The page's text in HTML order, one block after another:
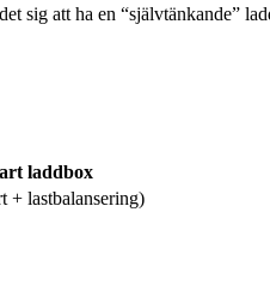
sig att ha en “självtänkande”
laddbox
+ lastbalansering)